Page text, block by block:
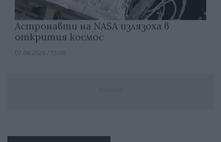
Астронавти на NASA излязоха в
открития космос
07.08.2026 / 15:00